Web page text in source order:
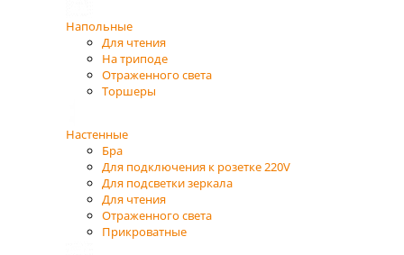
Напольные
Для чтения
На триподе
Отраженного света
Торшеры
Настенные
Бра
Для подключения к розетке 220V
Для подсветки зеркала
Для чтения
Отраженного света
Прикроватные